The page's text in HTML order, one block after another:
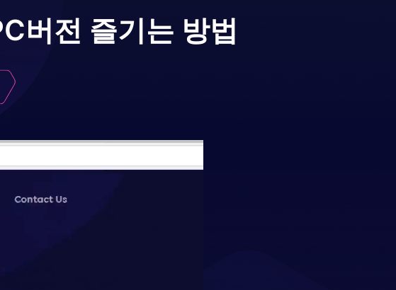
버전 즐기는 방법